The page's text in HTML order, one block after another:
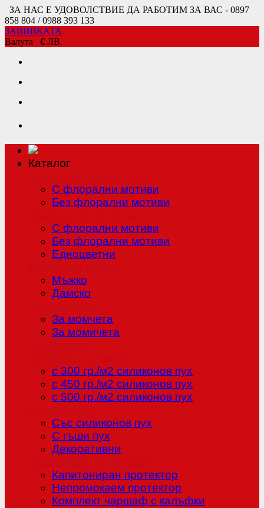
ЗА НАС Е УДОВОЛСТВИЕ ДА РАБОТИМ ЗА ВАС - 0897
858 804 / 0988 393 133
ЗАВИВКАТА
Валута € ЛВ.
Каталог
С флорални мотиви
Без флорални мотиви
С флорални мотиви
Без флорални мотиви
Едноцветни
Мъжко
Дамско
За момчета
За момичета
с 300 гр./м2 силиконов пух
с 450 гр./м2 силиконов пух
с 500 гр./м2 силиконов пух
Със силиконов пух
С гъши пух
Декоративни
Капитониран протектор
Непромокаем протектор
Комплект чаршаф с калъфки